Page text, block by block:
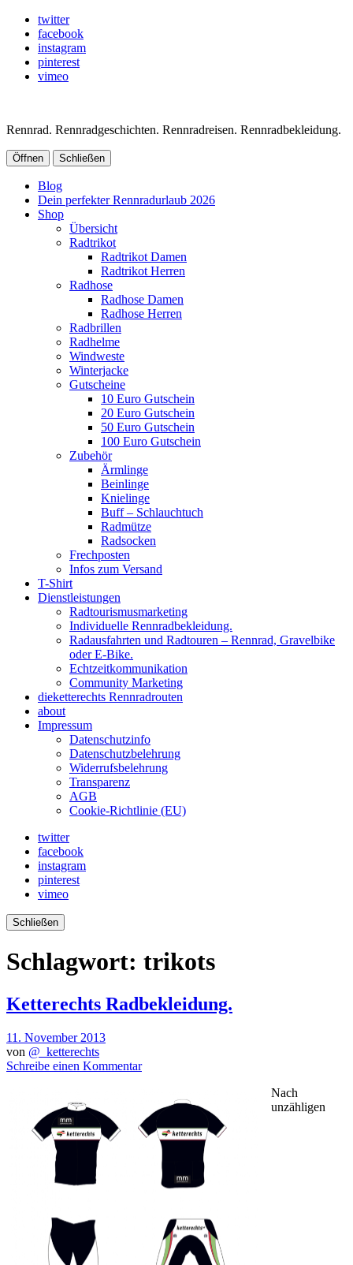
twitter
facebook
instagram
pinterest
vimeo
Rennrad. Rennradgeschichten. Rennradreisen. Rennradbekleidung.
Öffnen Schließen
Blog
Dein perfekter Rennradurlaub 2026
Shop
Übersicht
Radtrikot
Radtrikot Damen
Radtrikot Herren
Radhose
Radhose Damen
Radhose Herren
Radbrillen
Radhelme
Windweste
Winterjacke
Gutscheine
10 Euro Gutschein
20 Euro Gutschein
50 Euro Gutschein
100 Euro Gutschein
Zubehör
Ärmlinge
Beinlinge
Knielinge
Buff – Schlauchtuch
Radmütze
Radsocken
Frechposten
Infos zum Versand
T-Shirt
Dienstleistungen
Radtourismusmarketing
Individuelle Rennradbekleidung.
Radausfahrten und Radtouren – Rennrad, Gravelbike
oder E-Bike.
Echtzeitkommunikation
Community Marketing
dieketterechts Rennradrouten
about
Impressum
Datenschutzinfo
Datenschutzbelehrung
Widerrufsbelehrung
Transparenz
AGB
Cookie-Richtlinie (EU)
twitter
facebook
instagram
pinterest
vimeo
Schließen
Schlagwort: trikots
Ketterechts Radbekleidung.
11. November 2013
von @_ketterechts
Schreibe einen Kommentar
Nach
unzähligen